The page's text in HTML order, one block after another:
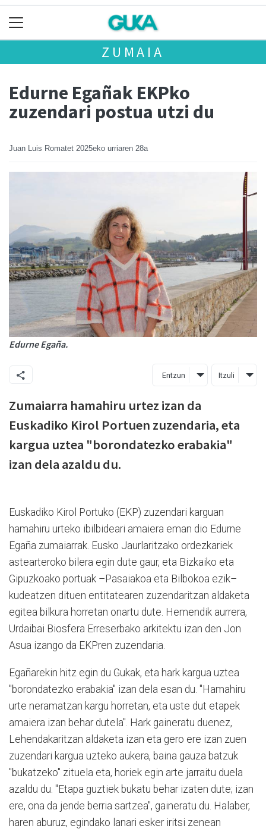
ZUMAIA
Edurne Egañak EKPko
zuzendari postua utzi du
Juan Luis Romatet 2025eko urriaren 28a
Edurne Egaña.
Entzun Itzuli
Zumaiarra hamahiru urtez izan da
Euskadiko Kirol Portuen zuzendaria, eta
kargua uztea "borondatezko erabakia"
izan dela azaldu du.
Euskadiko Kirol Portuko (EKP) zuzendari karguan
hamahiru urteko ibilbideari amaiera eman dio Edurne
Egaña zumaiarrak. Eusko Jaurlaritzako ordezkariek
astearteroko bilera egin dute gaur, eta Bizkaiko eta
Gipuzkoako portuak –Pasaiakoa eta Bilbokoa ezik–
kudeatzen dituen entitatearen zuzendaritzan aldaketa
egitea bilkura horretan onartu dute. Hemendik aurrera,
Urdaibai Biosfera Erreserbako arkitektu izan den Jon
Asua izango da EKPren zuzendaria.
Egañarekin hitz egin du Gukak, eta hark kargua uztea
"borondatezko erabakia" izan dela esan du. "Hamahiru
urte neramatzan kargu horretan, eta uste dut etapek
amaiera izan behar dutela". Hark gaineratu duenez,
Lehendakaritzan aldaketa izan eta gero ere izan zuen
zuzendari kargua uzteko aukera, baina gauza batzuk
"bukatzeko" zituela eta, horiek egin arte jarraitu duela
azaldu du. "Etapa guztiek bukatu behar izaten dute; izan
ere, ona da jende berria sartzea", gaineratu du. Halaber,
haren aburuz, egindako lanari esker iritsi zenean